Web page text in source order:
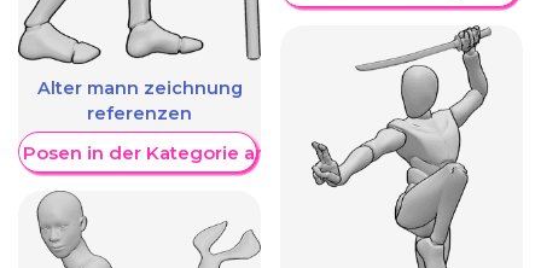
Alter mann zeichnung
referenzen
Posen in der Kategorie anzeigen